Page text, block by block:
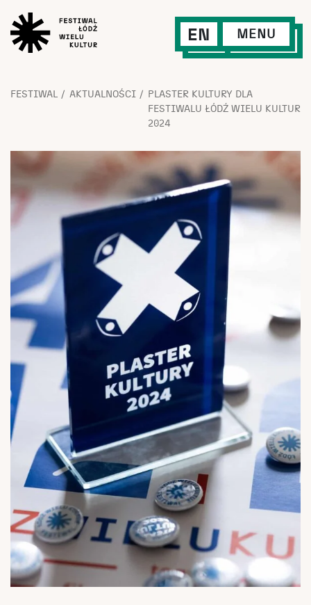
EN MENU
FESTIWAL AKTUALNOŚCI
PLASTER KULTURY DLA
FESTIWALU ŁÓDŹ WIELU KULTUR
2024